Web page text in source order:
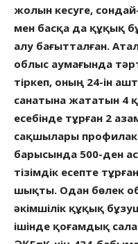
жолын кесуге,
мен басқа да құқық
алу бағытталған.
облыс аумағында
тіркеп, оның 24-ін
санатына жататын 4
есебінде тұрған 2
сақшылары
барысында 500-ден
тізімдік есепте
шықты. Одан бөлек
әкімшілік құқық
ішінде қоғамдық